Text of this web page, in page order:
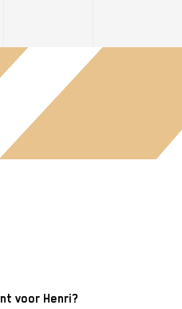
voor Henri?